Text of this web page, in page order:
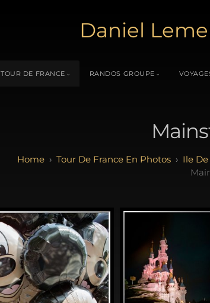
Daniel
TOUR DE FRANCE RANDOS GROUPE
Tour De France En Photos Ile